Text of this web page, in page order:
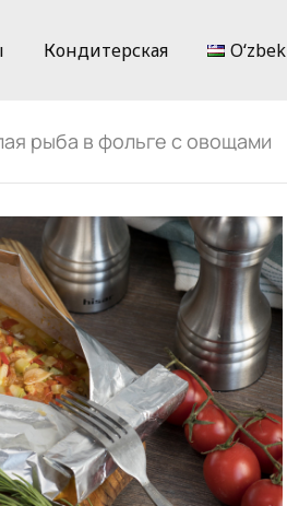
Кондитерская Oʻzbek
рыба в фольге с овощами